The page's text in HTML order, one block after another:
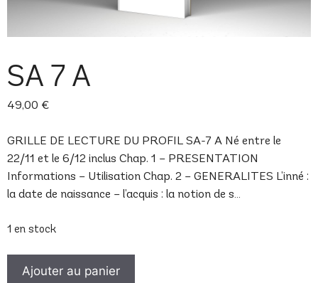
SA 7 A
49,00 €
GRILLE DE LECTURE DU PROFIL SA-7 A Né entre le
22/11 et le 6/12 inclus Chap. 1 – PRESENTATION
Informations – Utilisation Chap. 2 – GENERALITES L’inné :
la date de naissance – l’acquis : la notion de s…
1 en stock
Ajouter au panier